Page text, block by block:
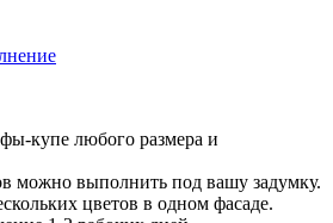
купе любого размера и
можно выполнить под вашу задумку.
цветов в одном фасаде.